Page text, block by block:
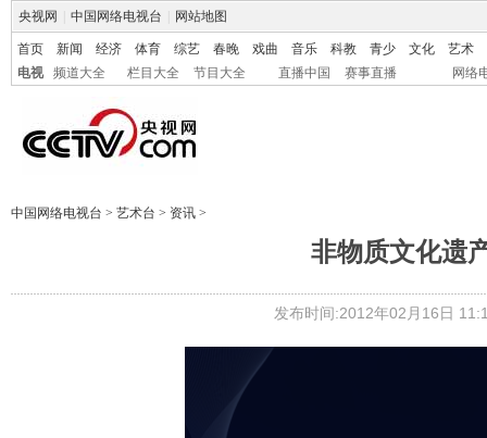
央视网 中国网络电视台 网站地图
首页 新闻 经济 体育 综艺 春晚 戏曲 音乐 科教 青少 文化
艺术
电视
频道大全 栏目大全 节目大全 直播中国 赛事直播 网络
中国网络电视台 > 艺术台 > 资讯 >
非物质文化遗
发布时间:2012年02月16日